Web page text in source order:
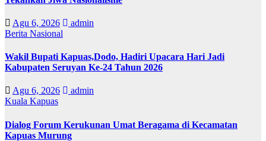
Agu 6, 2026
admin
Berita Nasional
Wakil Bupati Kapuas,Dodo, Hadiri Upacara Hari Jadi
Kabupaten Seruyan Ke-24 Tahun 2026
Agu 6, 2026
admin
Kuala Kapuas
Dialog Forum Kerukunan Umat Beragama di Kecamatan
Kapuas Murung